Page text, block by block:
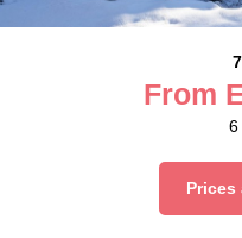
From
6
Prices